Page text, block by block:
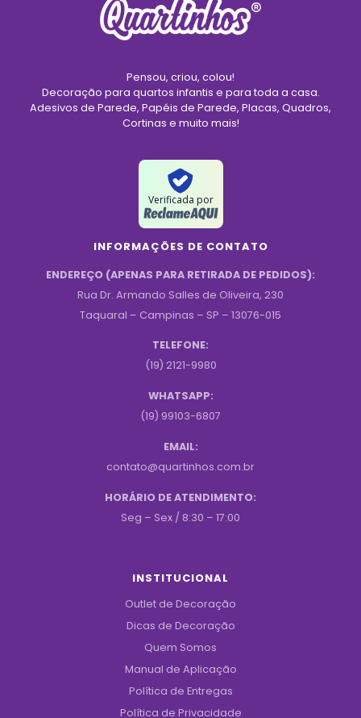
Pensou, criou, colou!
Decoração para quartos infantis e para toda a casa.
Adesivos de Parede, Papéis de Parede, Placas, Quadros,
Cortinas e muito mais!
Verificada por
INFORMAÇÕES DE CONTATO
ENDEREÇO (APENAS PARA RETIRADA DE PEDIDOS):
Rua Dr. Armando Salles de Oliveira, 230
Taquaral – Campinas – SP – 13076-015
TELEFONE:
(19) 2121-9980
WHATSAPP:
(19) 99103-6807
EMAIL:
contato@quartinhos.com.br
HORÁRIO DE ATENDIMENTO:
Seg – Sex / 8:30 – 17:00
INSTITUCIONAL
Outlet de Decoração
Dicas de Decoração
Quem Somos
Manual de Aplicação
Política de Entregas
Política de Privacidade